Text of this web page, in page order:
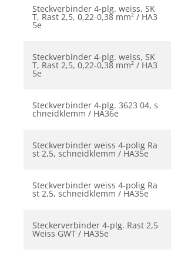
Steckverbinder 4-plg. weiss, SK
T, Rast 2,5, 0,22-0,38 mm² / HA3
5e
Steckverbinder 4-plg. weiss, SK
T, Rast 2,5, 0,22-0,38 mm² / HA3
5e
Steckverbinder 4-plg. 3623 04, s
chneidklemm / HA36e
Steckverbinder weiss 4-polig Ra
st 2,5, schneidklemm / HA35e
Steckverbinder weiss 4-polig Ra
st 2,5, schneidklemm / HA35e
Steckerverbinder 4-plg. Rast 2,5
Weiss GWT / HA35e